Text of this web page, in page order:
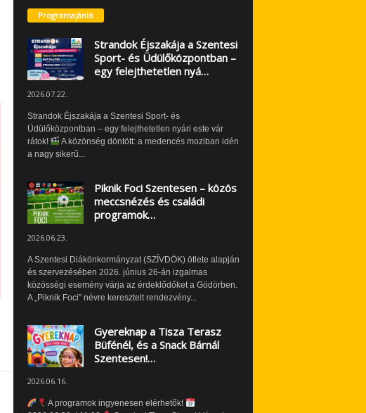
Programajánló
Strandok Éjszakája a Szentesi
Sport- és Üdülőközpontban –
egy felejthetetlen nyá…
2026.07.22.
Strandok Éjszakája a Szentesi Sport- és
Üdülőközpontban – egy felejthetetlen nyári este vár
rátok!
A közönség döntött: a medencés moziban idén
a nagy sikerű...
Piknik Foci Szentesen – közös
meccsnézés és családi
programok…
2026.06.23.
A Szentesi Diákönkormányzat (SZÍVDÖK) ötlete alapján
és szervezésében 2026. június 26-án izgalmas
közösségi esemény várja az érdeklődőket a Gödörben.
A „Piknik Foci” névre keresztelt rendezvény...
Gyereknap a Tisza Terasz
Büfénél, és a Snack Bárnál
Szentesen!…
2026.06.16.
A programok ingyenesen elérhetők!